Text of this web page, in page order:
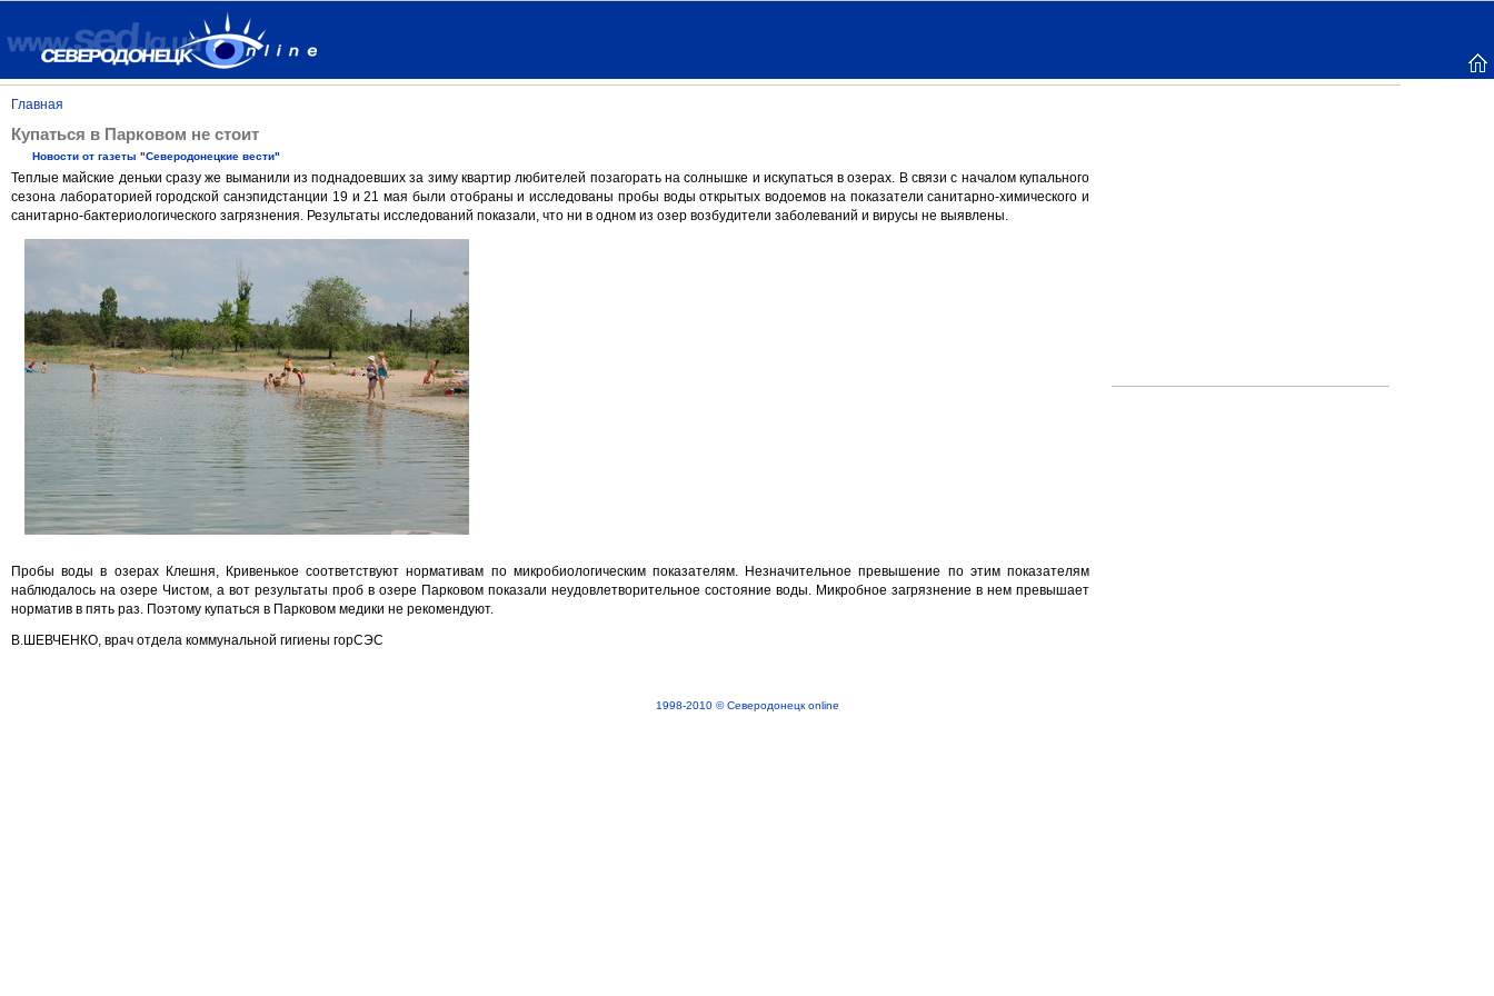
Главная
Купаться в Парковом не стоит
Новости от газеты "Северодонецкие вести"
Теплые майские деньки сразу же выманили из поднадоевших за зиму квартир любителей позагорать на солнышке и искупаться в озерах. В связи с началом купального
сезона лабораторией городской санэпидстанции 19 и 21 мая были отобраны и исследованы пробы воды открытых водоемов на показатели санитарно-химического и
санитарно-бактериологического загрязнения. Результаты исследований показали, что ни в одном из озер возбудители заболеваний и вирусы не выявлены.
Пробы воды в озерах Клешня, Кривенькое соответствуют нормативам по микробиологическим показателям. Незначительное превышение по этим показателям
наблюдалось на озере Чистом, а вот результаты проб в озере Парковом показали неудовлетворительное состояние воды. Микробное загрязнение в нем превышает
норматив в пять раз. Поэтому купаться в Парковом медики не рекомендуют.
В.ШЕВЧЕНКО, врач отдела коммунальной гигиены горСЭС
1998-2010 © Северодонецк online